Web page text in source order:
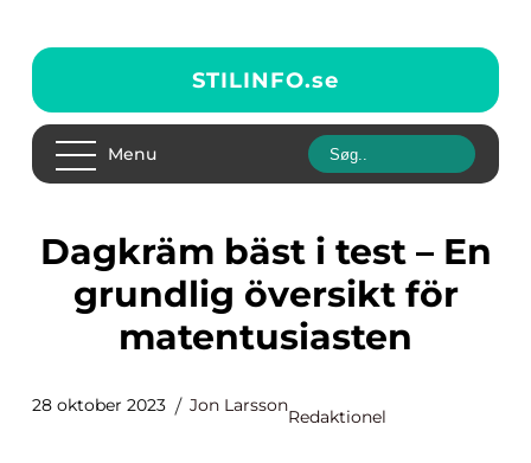
STILINFO.se
Menu
Dagkräm bäst i test – En
grundlig översikt för
matentusiasten
28 oktober 2023 Jon Larsson
Redaktionel